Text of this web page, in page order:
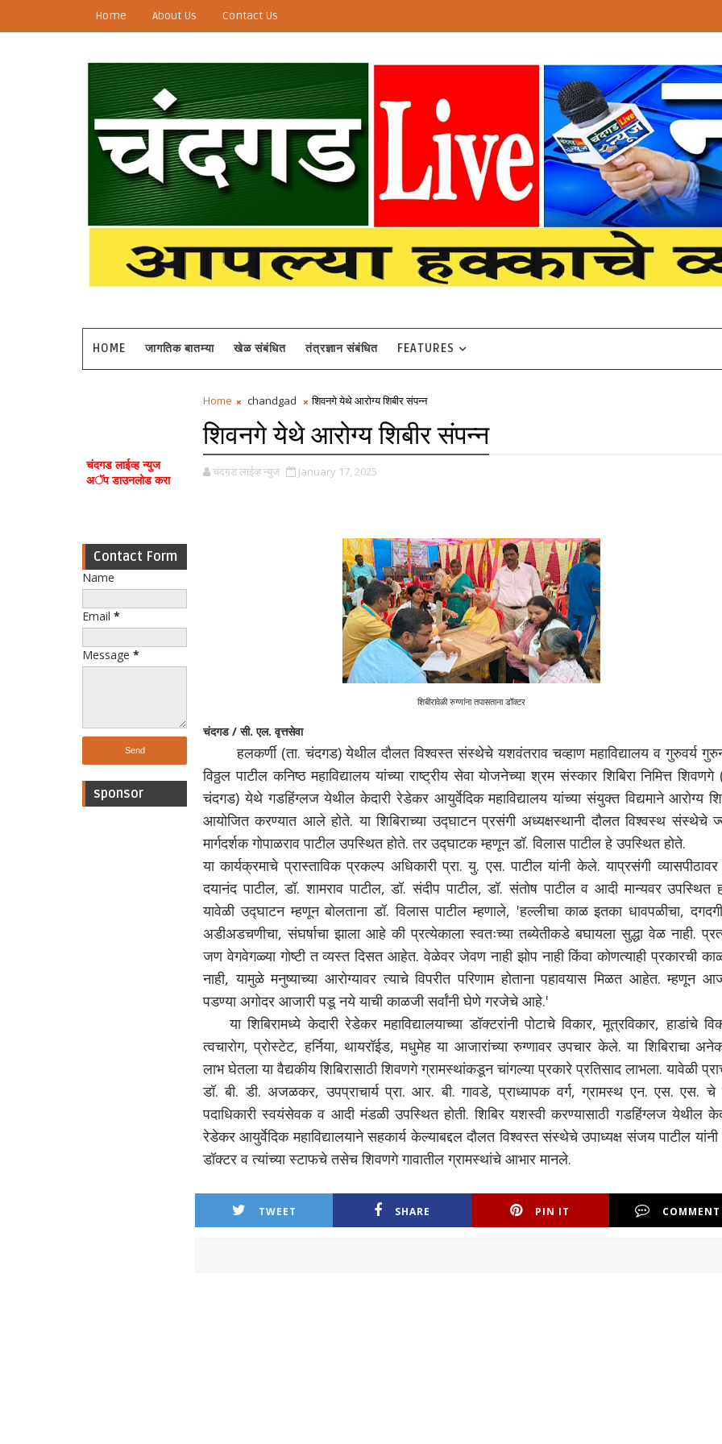
Home About Us Contact Us
HOME जागतिक बातम्या खेळ संबंधित तंत्रज्ञान संबंधित FEATURES
चंदगड लाईव्ह न्युज
अॅप डाउनलोड करा
Contact Form
Name
Email *
Message *
sponsor
Home chandgad शिवनगे येथे आरोग्य शिबीर संपन्न
शिवनगे येथे आरोग्य शिबीर संपन्न
चंदगड लाईव्ह न्युज January 17, 2025
शिबीरावेळी रुग्णांना तपासताना डॉक्टर
चंदगड / सी. एल. वृत्तसेवा
हलकर्णी (ता. चंदगड) येथील दौलत विश्वस्त संस्थेचे यशवंतराव चव्हाण महाविद्यालय व गुरुवर्य
विठ्ठल पाटील कनिष्ठ महाविद्यालय यांच्या राष्ट्रीय सेवा योजनेच्या श्रम संस्कार शिबिरा निमित्त शिवणगे
चंदगड) येथे गडहिंग्लज येथील केदारी रेडेकर आयुर्वेदिक महाविद्यालय यांच्या संयुक्त विद्यमाने आरोग्य
आयोजित करण्यात आले होते. या शिबिराच्या उद्घाटन प्रसंगी अध्यक्षस्थानी दौलत विश्वस्थ संस्थेचे
मार्गदर्शक गोपाळराव पाटील उपस्थित होते. तर उद्घाटक म्हणून डॉ. विलास पाटील हे उपस्थित होते.
या कार्यक्रमाचे प्रास्ताविक प्रकल्प अधिकारी प्रा. यु. एस. पाटील यांनी केले. याप्रसंगी व्यासपीठावर
दयानंद पाटील, डॉ. शामराव पाटील, डॉ. संदीप पाटील, डॉ. संतोष पाटील व आदी मान्यवर उपस्थित
यावेळी उद्घाटन म्हणून बोलताना डॉ. विलास पाटील म्हणाले, 'हल्लीचा काळ इतका धावपळीचा,
अडीअडचणीचा, संघर्षाचा झाला आहे की प्रत्येकाला स्वतःच्या तब्येतीकडे बघायला सुद्धा वेळ नाही.
जण वेगवेगळ्या गोष्टी त व्यस्त दिसत आहेत. वेळेवर जेवण नाही झोप नाही किंवा कोणत्याही प्रकारची
नाही, यामुळे मनुष्याच्या आरोग्यावर त्याचे विपरीत परिणाम होताना पहावयास मिळत आहेत. म्हणून
पडण्या अगोदर आजारी पडू नये याची काळजी सर्वांनी घेणे गरजेचे आहे.'
या शिबिरामध्ये केदारी रेडेकर महाविद्यालयाच्या डॉक्टरांनी पोटाचे विकार, मूत्रविकार, हाडांचे
त्वचारोग, प्रोस्टेट, हर्निया, थायरॉईड, मधुमेह या आजारांच्या रुग्णावर उपचार केले. या शिबिराचा
लाभ घेतला या वैद्यकीय शिबिरासाठी शिवणगे ग्रामस्थांकडून चांगल्या प्रकारे प्रतिसाद लाभला. यावेळी
डॉ. बी. डी. अजळकर, उपप्राचार्य प्रा. आर. बी. गावडे, प्राध्यापक वर्ग, ग्रामस्थ एन. एस. एस. चे
पदाधिकारी स्वयंसेवक व आदी मंडळी उपस्थित होती. शिबिर यशस्वी करण्यासाठी गडहिंग्लज येथील
रेडेकर आयुर्वेदिक महाविद्यालयाने सहकार्य केल्याबद्दल दौलत विश्वस्त संस्थेचे उपाध्यक्ष संजय पाटील यांनी
डॉक्टर व त्यांच्या स्टाफचे तसेच शिवणगे गावातील ग्रामस्थांचे आभार मानले.
TWEET SHARE PIN IT COMMENT